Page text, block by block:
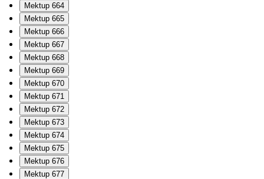
Mektup 664
Mektup 665
Mektup 666
Mektup 667
Mektup 668
Mektup 669
Mektup 670
Mektup 671
Mektup 672
Mektup 673
Mektup 674
Mektup 675
Mektup 676
Mektup 677